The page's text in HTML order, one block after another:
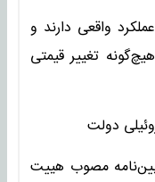
واقعی دارند و
هیچ‌گونه تغییر قیمتی
دولت
مصوب هییت